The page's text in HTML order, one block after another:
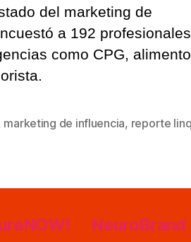
del marketing de
a 192 profesionales
como CPG,
marketing de influencia, reporte
NeuroBrand